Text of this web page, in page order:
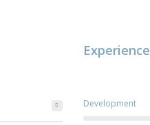
Experience
Development